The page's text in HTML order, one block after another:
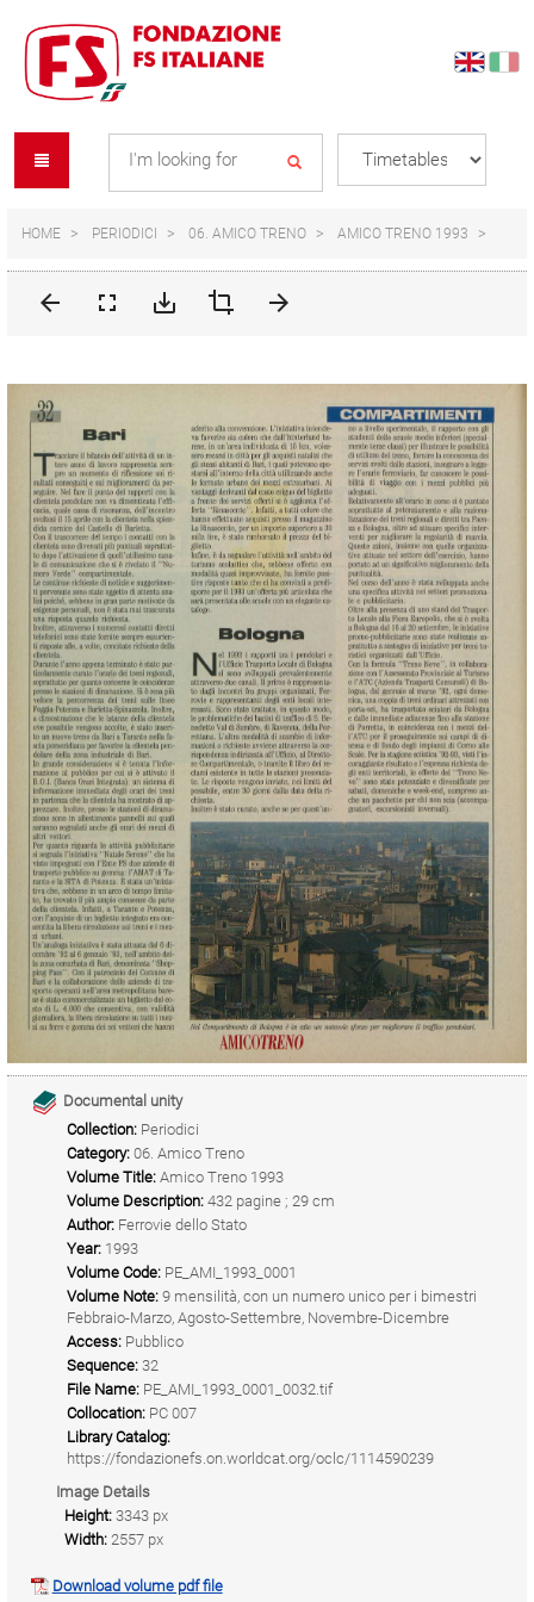
content
navigation
menu
HOME PERIODICI 06. AMICO TRENO AMICO TRENO 1993
Documental unity
Collection: Periodici
Category: 06. Amico Treno
Volume Title: Amico Treno 1993
Volume Description: 432 pagine ; 29 cm
Author: Ferrovie dello Stato
Year: 1993
Volume Code: PE_AMI_1993_0001
Volume Note: 9 mensilità, con un numero unico per i bimestri
Febbraio-Marzo, Agosto-Settembre, Novembre-Dicembre
Access: Pubblico
Sequence: 32
File Name: PE_AMI_1993_0001_0032.tif
Collocation: PC 007
Library Catalog:
https://fondazionefs.on.worldcat.org/oclc/1114590239
Image Details
Height: 3343 px
Width: 2557 px
Download volume pdf file